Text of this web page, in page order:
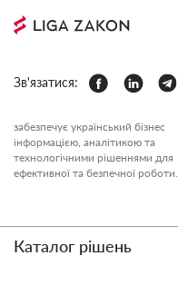
Зв'язатися:
забезпечує український бізнес
інформацією, аналітикою та
технологічними рішеннями для
ефективної та безпечної роботи.
Каталог рішень